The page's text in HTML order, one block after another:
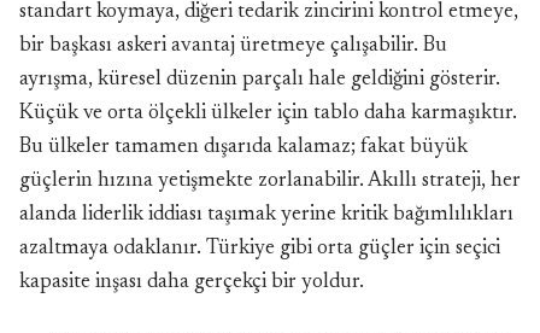
standart koymaya, diğeri tedarik zincirini kontrol etmeye,
bir başkası askeri avantaj üretmeye çalışabilir. Bu
ayrışma, küresel düzenin parçalı hale geldiğini gösterir.
Küçük ve orta ölçekli ülkeler için tablo daha karmaşıktır.
Bu ülkeler tamamen dışarıda kalamaz; fakat büyük
güçlerin hızına yetişmekte zorlanabilir. Akıllı strateji, her
alanda liderlik iddiası taşımak yerine kritik bağımlılıkları
azaltmaya odaklanır. Türkiye gibi orta güçler için seçici
kapasite inşası daha gerçekçi bir yoldur.